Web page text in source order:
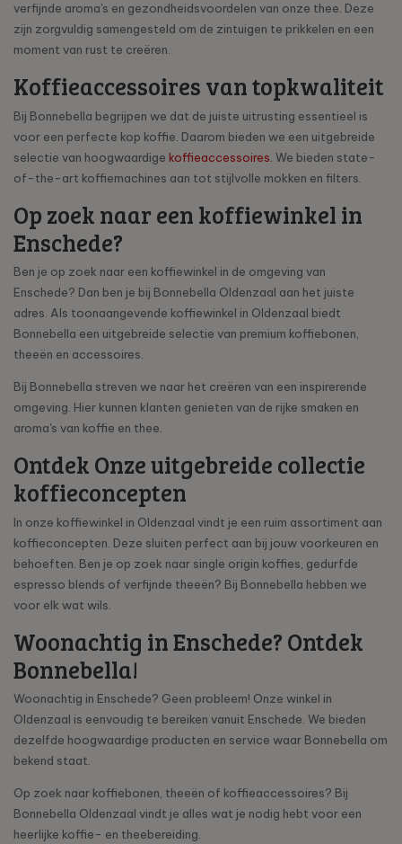
verfijnde aroma's en gezondheidsvoordelen van onze thee. Deze
zijn zorgvuldig samengesteld om de zintuigen te prikkelen en een
moment van rust te creëren.
Koffieaccessoires van topkwaliteit
Bij Bonnebella begrijpen we dat de juiste uitrusting essentieel is
voor een perfecte kop koffie. Daarom bieden we een uitgebreide
selectie van hoogwaardige koffieaccessoires. We bieden state-
of-the-art koffiemachines aan tot stijlvolle mokken en filters.
Op zoek naar een koffiewinkel in
Enschede?
Ben je op zoek naar een koffiewinkel in de omgeving van
Enschede? Dan ben je bij Bonnebella Oldenzaal aan het juiste
adres. Als toonaangevende koffiewinkel in Oldenzaal biedt
Bonnebella een uitgebreide selectie van premium koffiebonen,
theeën en accessoires.
Bij Bonnebella streven we naar het creëren van een inspirerende
omgeving. Hier kunnen klanten genieten van de rijke smaken en
aroma's van koffie en thee.
Ontdek Onze uitgebreide collectie
koffieconcepten
In onze koffiewinkel in Oldenzaal vindt je een ruim assortiment aan
koffieconcepten. Deze sluiten perfect aan bij jouw voorkeuren en
behoeften. Ben je op zoek naar single origin koffies, gedurfde
espresso blends of verfijnde theeën? Bij Bonnebella hebben we
voor elk wat wils.
Woonachtig in Enschede? Ontdek
Bonnebella!
Woonachtig in Enschede? Geen probleem! Onze winkel in
Oldenzaal is eenvoudig te bereiken vanuit Enschede. We bieden
dezelfde hoogwaardige producten en service waar Bonnebella om
bekend staat.
Op zoek naar koffiebonen, theeën of koffieaccessoires? Bij
Bonnebella Oldenzaal vindt je alles wat je nodig hebt voor een
heerlijke koffie- en theebereiding.